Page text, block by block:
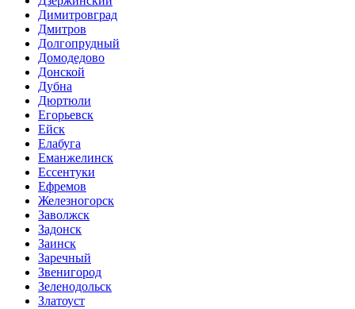
Димитровград
Дмитров
Долгопрудный
Домодедово
Донской
Дубна
Дюртюли
Егорьевск
Ейск
Елабуга
Еманжелинск
Ессентуки
Ефремов
Железногорск
Заволжск
Задонск
Заинск
Заречный
Звенигород
Зеленодольск
Златоуст